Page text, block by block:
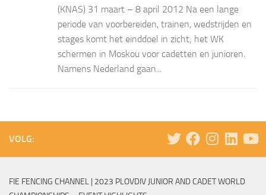
(KNAS) 31 maart – 8 april 2012 Na een lange
periode van voorbereiden, trainen, wedstrijden en
stages komt het einddoel in zicht; het WK
schermen in Moskou voor cadetten en junioren.
Namens Nederland gaan...
VOLG:
FIE FENCING CHANNEL | 2023 PLOVDIV JUNIOR AND CADET WORLD